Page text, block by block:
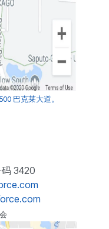
巴克莱大道。
3420